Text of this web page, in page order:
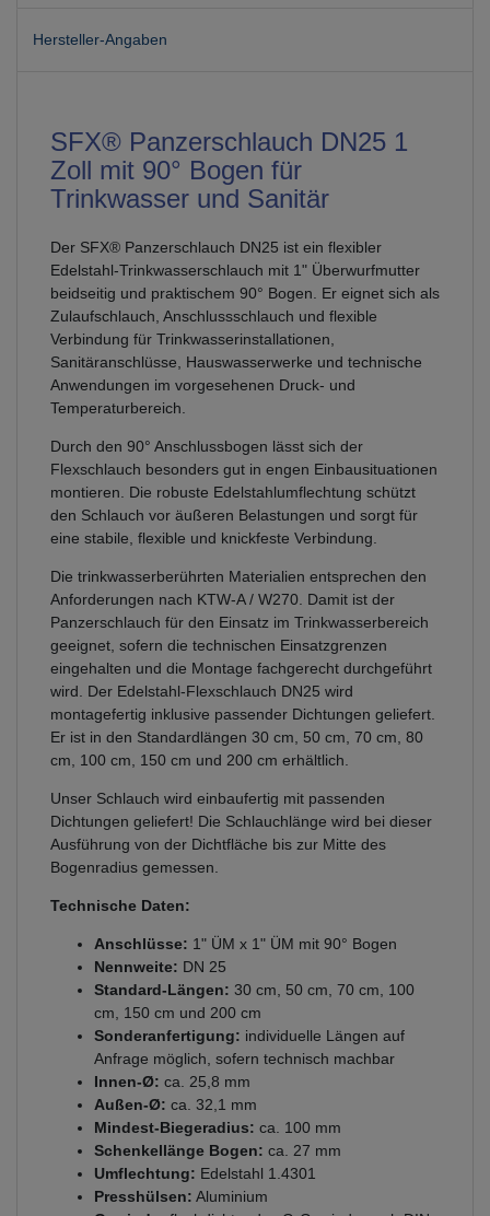
Hersteller-Angaben
SFX® Panzerschlauch DN25 1
Zoll mit 90° Bogen für
Trinkwasser und Sanitär
Der SFX® Panzerschlauch DN25 ist ein flexibler
Edelstahl-Trinkwasserschlauch mit 1" Überwurfmutter
beidseitig und praktischem 90° Bogen. Er eignet sich als
Zulaufschlauch, Anschlussschlauch und flexible
Verbindung für Trinkwasserinstallationen,
Sanitäranschlüsse, Hauswasserwerke und technische
Anwendungen im vorgesehenen Druck- und
Temperaturbereich.
Durch den 90° Anschlussbogen lässt sich der
Flexschlauch besonders gut in engen Einbausituationen
montieren. Die robuste Edelstahlumflechtung schützt
den Schlauch vor äußeren Belastungen und sorgt für
eine stabile, flexible und knickfeste Verbindung.
Die trinkwasserberührten Materialien entsprechen den
Anforderungen nach KTW-A / W270. Damit ist der
Panzerschlauch für den Einsatz im Trinkwasserbereich
geeignet, sofern die technischen Einsatzgrenzen
eingehalten und die Montage fachgerecht durchgeführt
wird. Der Edelstahl-Flexschlauch DN25 wird
montagefertig inklusive passender Dichtungen geliefert.
Er ist in den Standardlängen 30 cm, 50 cm, 70 cm, 80
cm, 100 cm, 150 cm und 200 cm erhältlich.
Unser Schlauch wird einbaufertig mit passenden
Dichtungen geliefert! Die Schlauchlänge wird bei dieser
Ausführung von der Dichtfläche bis zur Mitte des
Bogenradius gemessen.
Technische Daten:
Anschlüsse: 1" ÜM x 1" ÜM mit 90° Bogen
Nennweite: DN 25
Standard-Längen: 30 cm, 50 cm, 70 cm, 100
cm, 150 cm und 200 cm
Sonderanfertigung: individuelle Längen auf
Anfrage möglich, sofern technisch machbar
Innen-Ø: ca. 25,8 mm
Außen-Ø: ca. 32,1 mm
Mindest-Biegeradius: ca. 100 mm
Schenkellänge Bogen: ca. 27 mm
Umflechtung: Edelstahl 1.4301
Presshülsen: Aluminium